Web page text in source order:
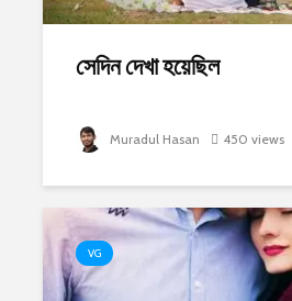
সেদিন দেখা হয়েছিল
Muradul Hasan 450 views
VG